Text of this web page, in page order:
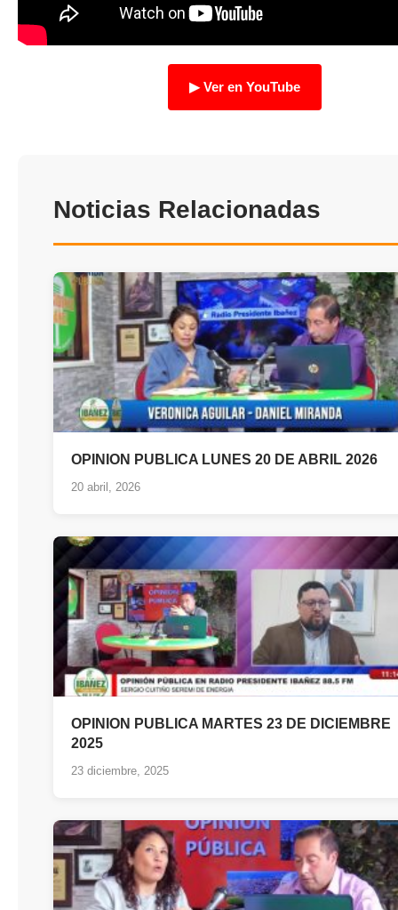
TRANSPARENCIA
▶ Ver en YouTube
Noticias Relacionadas
OPINION PUBLICA LUNES 20 DE ABRIL 2026
20 abril, 2026
OPINION PUBLICA MARTES 23 DE DICIEMBRE
2025
23 diciembre, 2025